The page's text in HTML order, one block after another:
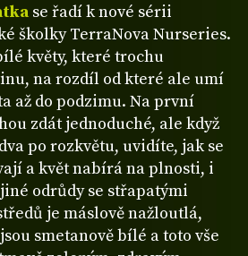
se řadí k nové sérii
školky TerraNova Nurseries.
květy, které trochu
na rozdíl od které ale umí
až do podzimu. Na první
zdát jednoduché, ale když
po rozkvětu, uvidíte, jak se
a květ nabírá na plnosti, i
odrůdy se střapatými
je máslově nažloutlá,
smetanově bílé a toto vše